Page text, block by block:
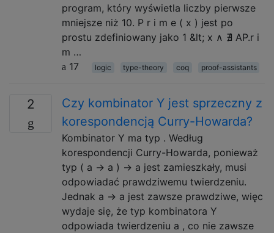
program, który wyświetla liczby pierwsze
mniejsze niż 10. P r i m e ( x ) jest po
prostu zdefiniowany jako 1 &lt; x ∧ ∄ AP.r i
m …
17
logic type-theory coq proof-assistants
2
Czy kombinator Y jest sprzeczny z
korespondencją Curry-Howarda?
Kombinator Y ma typ . Według
korespondencji Curry-Howarda, ponieważ
typ ( a → a ) → a jest zamieszkały, musi
odpowiadać prawdziwemu twierdzeniu.
Jednak a → a jest zawsze prawdziwe, więc
wydaje się, że typ kombinatora Y
odpowiada twierdzeniu a , co nie zawsze